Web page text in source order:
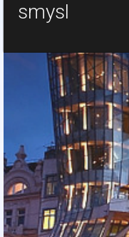
smysl